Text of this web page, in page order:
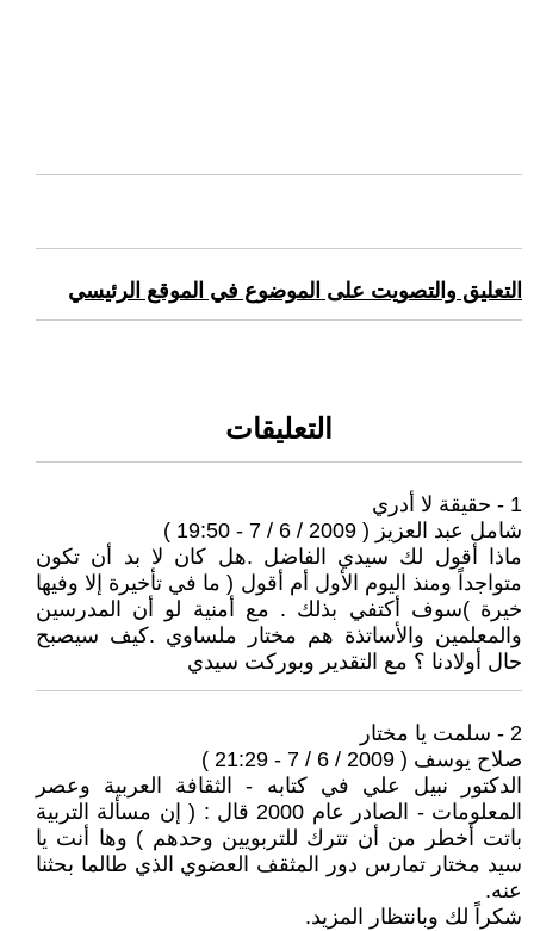
التعليق والتصويت على الموضوع في الموقع الرئيسي
التعليقات
1 - حقيقة لا أدري
شامل عبد العزيز ( 2009 / 6 / 7 - 19:50 )
ماذا أقول لك سيدي الفاضل .هل كان لا بد أن تكون
متواجداً ومنذ اليوم الأول أم أقول ( ما في تأخيرة إلا وفيها
خيرة )سوف أكتفي بذلك . مع أمنية لو أن المدرسين
والمعلمين والأساتذة هم مختار ملساوي .كيف سيصبح
حال أولادنا ؟ مع التقدير وبوركت سيدي
2 - سلمت يا مختار
صلاح يوسف ( 2009 / 6 / 7 - 21:29 )
الدكتور نبيل علي في كتابه - الثقافة العربية وعصر
المعلومات - الصادر عام 2000 قال : ( إن مسألة التربية
باتت أخطر من أن تترك للتربويين وحدهم ) وها أنت يا
سيد مختار تمارس دور المثقف العضوي الذي طالما بحثنا
عنه.
شكراً لك وبانتظار المزيد.